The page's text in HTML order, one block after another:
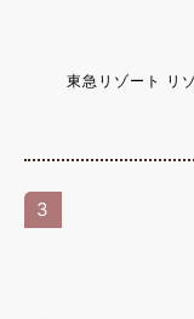
東急リゾート リ
3